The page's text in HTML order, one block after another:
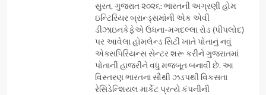
સુરત, ગુજરાત ૨૦૨૬: ભારતની અગ્રણી હોમ
ઇન્ટિરિયર બ્રાન્ડ્સમાંની એક એવી
ડીઝાઇનકેફેએ ઉધના-મગદલ્લા રોડ (પીપલોદ)
પર આવેલા હોમલેન્ડ સિટી ખાતે પોતાનું નવું
એક્સપિરિયન્સ સેન્ટર શરૂ કરીને ગુજરાતમાં
પોતાની હાજરીને વધુ મજબૂત બનાવી છે. આ
વિસ્તરણ ભારતના સૌથી ઝડપથી વિકસતા
રેસિડેન્શિયલ માર્કેટ પ્રત્યે કંપનીની